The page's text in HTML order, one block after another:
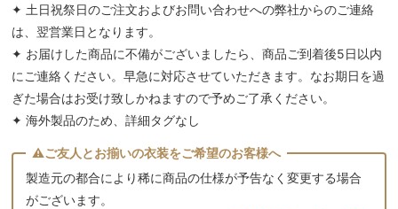
✦ 土日祝祭日のご注文およびお問い合わせへの弊社からのご連絡
は、翌営業日となります。
✦ お届けした商品に不備がございましたら、商品ご到着後5日以内
にご連絡ください。早急に対応させていただきます。なお期日を過
ぎた場合はお受け致しかねますので予めご了承ください。
✦ 海外製品のため、詳細タグなし
製造元の都合により稀に商品の仕様が予告なく変更する場合
がございます。